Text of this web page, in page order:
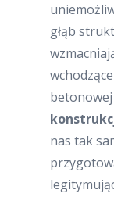
głąb
nas tak